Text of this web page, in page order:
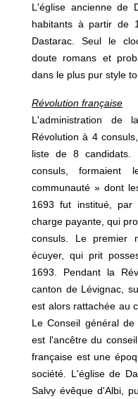
L'église ancienne de
habitants à partir de
Dastarac. Seul le
doute romans et
dans le plus pur style
Révolution française
L'administration de
Révolution à 4
liste de 8 candidats.
consuls,
communauté » dont
1693 fut institué, par
charge payante, qui
consuls. Le premier
écuyer, qui prit
1693. Pendant la
canton de Lévignac,
est alors rattachée au
Le Conseil général
est l'ancêtre du
française est une
société. L'église de
Salvy évêque d'Albi,